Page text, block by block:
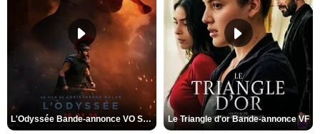
L'Odyssée Bande-annonce VO STFR Le Triangle d'or Bande-annonce VF